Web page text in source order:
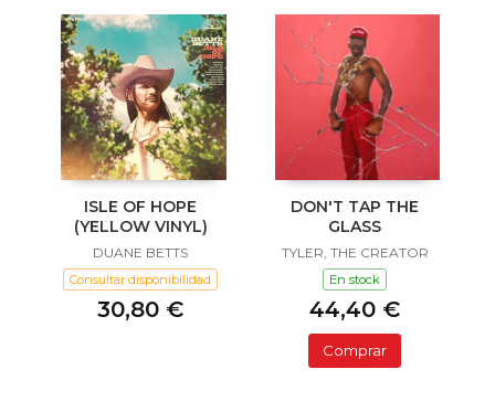
ISLE OF HOPE
(YELLOW VINYL)
DUANE BETTS
Consultar disponibilidad
30,80 €
DON'T TAP THE
GLASS
TYLER, THE CREATOR
En stock
44,40 €
Comprar